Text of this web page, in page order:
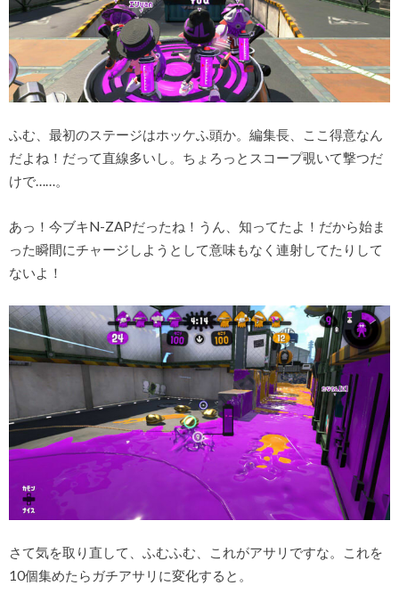
ふむ、最初のステージはホッケふ頭か。編集長、ここ得意なん
だよね！だって直線多いし。ちょろっとスコープ覗いて撃つだ
けで……。
あっ！今ブキN-ZAPだったね！うん、知ってたよ！だから始ま
った瞬間にチャージしようとして意味もなく連射してたりして
ないよ！
さて気を取り直して、ふむふむ、これがアサリですな。これを
10個集めたらガチアサリに変化すると。